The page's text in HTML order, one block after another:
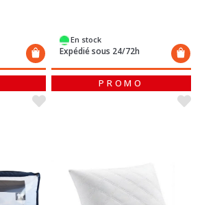
En stock
Expédié sous 24/72h
PROMO